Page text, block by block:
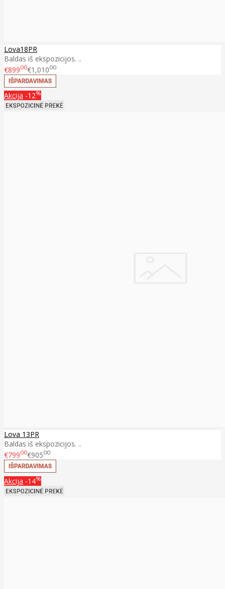
Lova18PR
Baldas iš ekspozicijos. ..
€89900€1,01000
Akcija -12%
Lova 13PR
Baldas iš ekspozicijos. ..
€79900€90500
Akcija -14%